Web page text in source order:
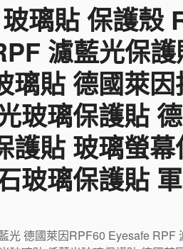
璃貼 保護殼
濾藍光保
璃貼 德國萊
玻璃保護貼
護貼 玻璃螢
玻璃保護貼
光 德國萊因RPF60 Eyesafe